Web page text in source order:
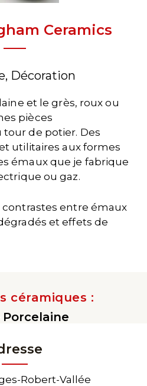
Ceramics
Décoration
et le grès, roux ou
pièces
de potier. Des
utilitaires aux formes
émaux que je fabrique
ou gaz.
contrastes entre émaux
et effets de
céramiques :
Porcelaine
Robert-Vallée